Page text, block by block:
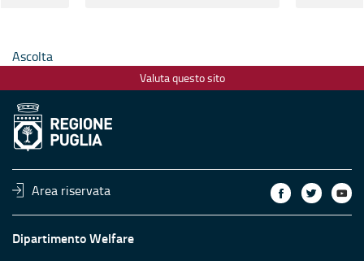
Ascolta
Valuta questo sito
Area riservata
Dipartimento Welfare